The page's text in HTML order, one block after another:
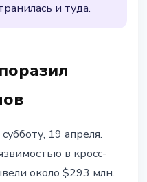
и туда.
19 апреля.
в кросс-
около $293 млн.